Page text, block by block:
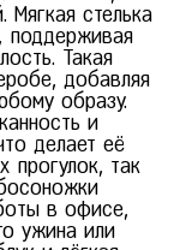
Мягкая стелька
поддерживая
Такая
добавляя
образу.
и
делает её
прогулок, так
в офисе,
ужина или
UYI-51659-1B-SPk